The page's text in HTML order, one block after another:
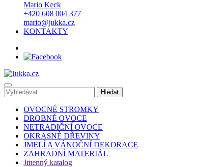
Mario Keck
+420 608 004 377
mario@jukka.cz
KONTAKTY
OVOCNÉ STROMKY
DROBNÉ OVOCE
NETRADIČNÍ OVOCE
OKRASNÉ DŘEVINY
JMELÍ A VÁNOČNÍ DEKORACE
ZAHRADNÍ MATERIÁL
Jmenný katalog